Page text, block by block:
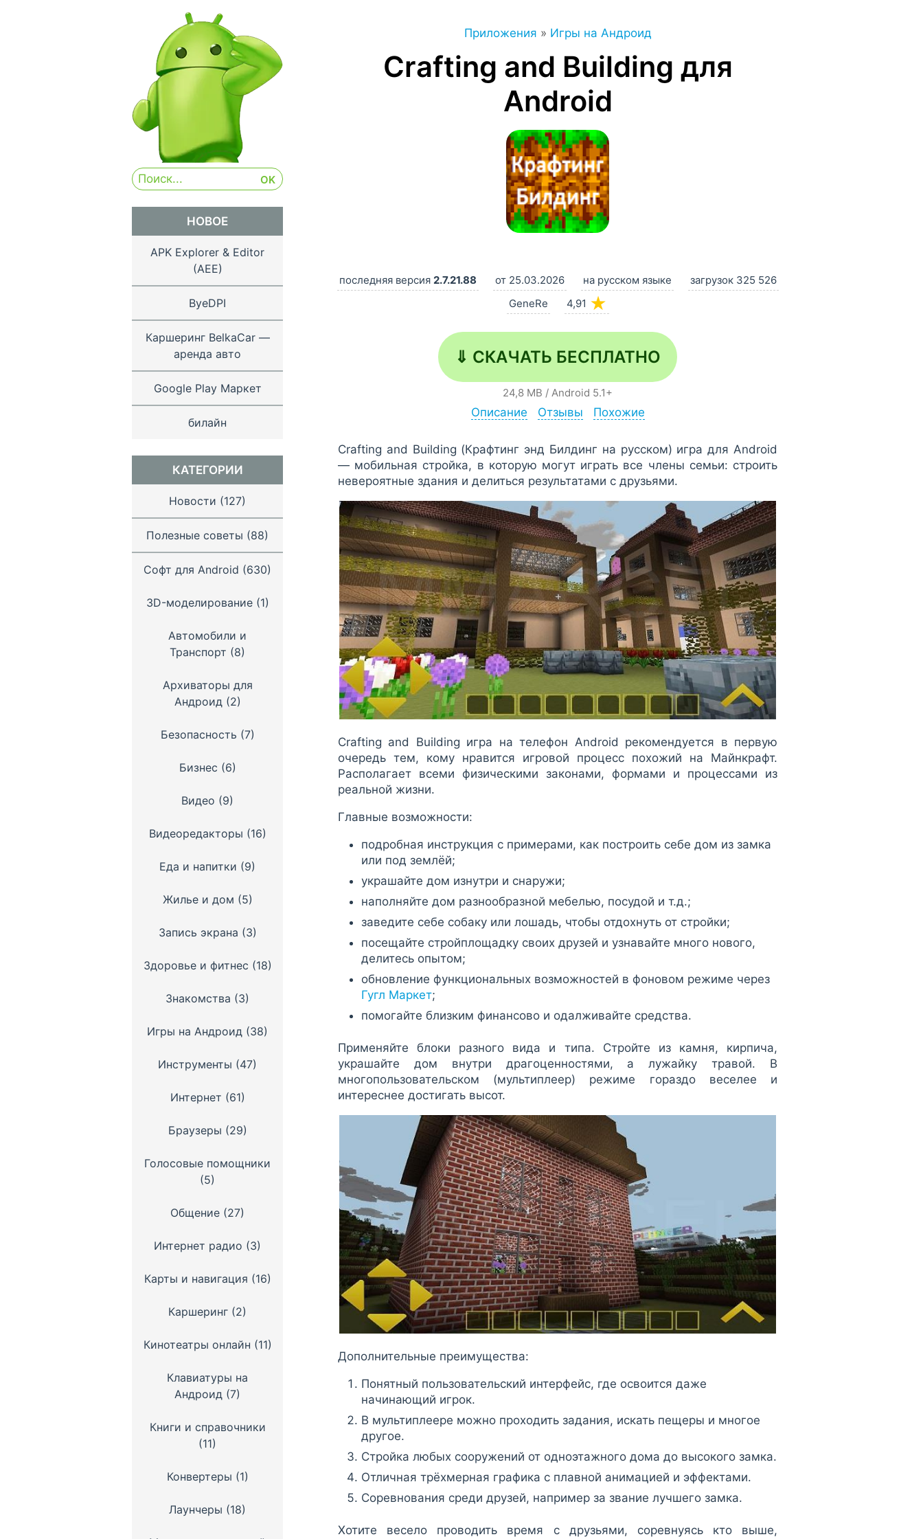
Приложения » Игры на Андроид
Crafting and Building для
Android
последняя версия 2.7.21.88 от 25.03.2026 на русском языке
загрузок 325 526
GeneRe
4,91 ★
⇓ СКАЧАТЬ БЕСПЛАТНО
24,8 MB / Android 5.1+
Описание Отзывы Похожие
Crafting and Building (Крафтинг энд Билдинг на русском) игра для Android
— мобильная стройка, в которую могут играть все члены семьи: строить
невероятные здания и делиться результатами с друзьями.
Crafting and Building игра на телефон Android рекомендуется в первую
очередь тем, кому нравится игровой процесс похожий на Майнкрафт.
Располагает всеми физическими законами, формами и процессами из
реальной жизни.
Главные возможности:
подробная инструкция с примерами, как построить себе дом из замка
или под землёй;
украшайте дом изнутри и снаружи;
наполняйте дом разнообразной мебелью, посудой и т.д.;
заведите себе собаку или лошадь, чтобы отдохнуть от стройки;
посещайте стройплощадку своих друзей и узнавайте много нового,
делитесь опытом;
обновление функциональных возможностей в фоновом режиме через
Гугл Маркет;
помогайте близким финансово и одалживайте средства.
Применяйте блоки разного вида и типа. Стройте из камня, кирпича,
украшайте дом внутри драгоценностями, а лужайку травой. В
многопользовательском (мультиплеер) режиме гораздо веселее и
интереснее достигать высот.
Дополнительные преимущества:
Понятный пользовательский интерфейс, где освоится даже
начинающий игрок.
В мультиплеере можно проходить задания, искать пещеры и многое
другое.
Стройка любых сооружений от одноэтажного дома до высокого замка.
Отличная трёхмерная графика с плавной анимацией и эффектами.
Соревнования среди друзей, например за звание лучшего замка.
Хотите весело проводить время с друзьями, соревнуясь кто выше,
НОВОЕ
APK Explorer & Editor
(AEE)
ByeDPI
Каршеринг BelkaCar —
аренда авто
Google Play Маркет
билайн
КАТЕГОРИИ
Новости (127)
Полезные советы (88)
Софт для Android (630)
3D-моделирование(1)
Автомобили и
Транспорт (8)
Архиваторы для
Андроид(2)
Безопасность (7)
Бизнес (6)
Видео (9)
Видеоредакторы (16)
Еда и напитки (9)
Жилье и дом (5)
Запись экрана (3)
Здоровье и фитнес (18)
Знакомства (3)
Игры на Андроид (38)
Инструменты (47)
Интернет (61)
Браузеры (29)
Голосовые помощники
(5)
Общение (27)
Интернет радио (3)
Карты и навигация (16)
Каршеринг (2)
Кинотеатры онлайн (11)
Клавиатуры на
Андроид (7)
Книги и справочники
(11)
Конвертеры (1)
Лаунчеры (18)